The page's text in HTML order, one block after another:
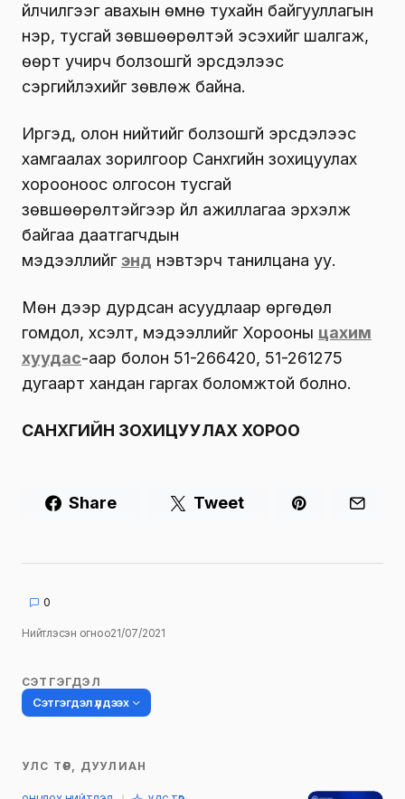
үйлчилгээг авахын өмнө тухайн байгууллагын
нэр, тусгай зөвшөөрөлтэй эсэхийг шалгаж,
өөрт учирч болзошгүй эрсдэлээс
сэргийлэхийг зөвлөж байна.
Иргэд, олон нийтийг болзошгүй эрсдэлээс
хамгаалах зорилгоор Санхүүгийн зохицуулах
хорооноос олгосон тусгай
зөвшөөрөлтэйгээр үйл ажиллагаа эрхэлж
байгаа даатгагчдын
мэдээллийгэнд нэвтэрч танилцана уу.
Мөн дээр дурдсан асуудлаар өргөдөл
гомдол, хүсэлт, мэдээллийг Хорооны цахим
хуудас-аар болон 51-266420, 51-261275
дугаарт хандан гаргах боломжтой болно.
САНХҮҮГИЙН ЗОХИЦУУЛАХ ХОРОО
Share Tweet
0
Нийтлэсэн огноо21/07/2021
СЭТГЭГДЭЛ
Сэтгэгдэл үлдээх
Таны имэйл хаягийг нийтлэхгүй.
УЛС ТӨР, ДУУЛИАН